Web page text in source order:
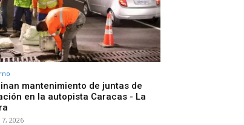
mantenimiento de juntas de
en la autopista Caracas - La
2026